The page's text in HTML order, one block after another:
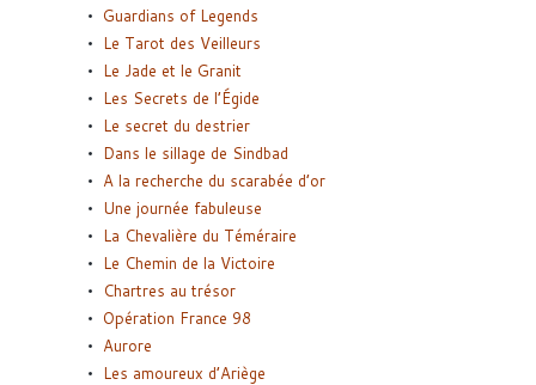
Guardians of Legends
Le Tarot des Veilleurs
Le Jade et le Granit
Les Secrets de l’Égide
Le secret du destrier
Dans le sillage de Sindbad
A la recherche du scarabée d’or
Une journée fabuleuse
La Chevalière du Téméraire
Le Chemin de la Victoire
Chartres au trésor
Opération France 98
Aurore
Les amoureux d’Ariège